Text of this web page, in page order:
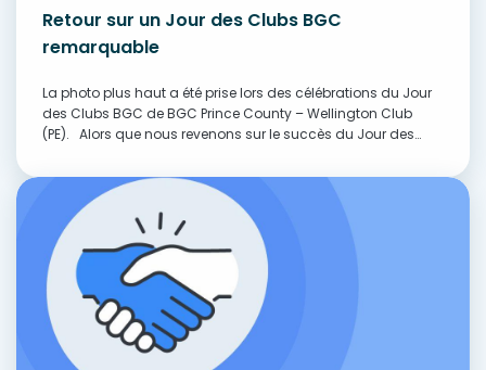
Retour sur un Jour des Clubs BGC
remarquable
La photo plus haut a été prise lors des célébrations du Jour
des Clubs BGC de BGC Prince County – Wellington Club
(PE). Alors que nous revenons sur le succès du Jour des